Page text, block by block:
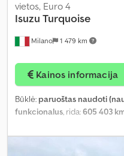
Milano 1 479 km
vietos, Euro 4
Isuzu Turquoise
Kainos informacija
Būklė: paruoštas naudoti
funkcionalus, rida:605 403
, kuro
30, pavaros tipas:mechaninis